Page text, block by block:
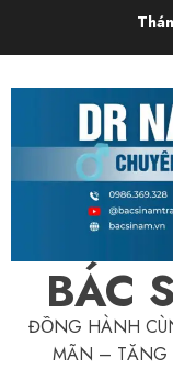
BÁC
ĐỒNG HÀNH
MÃN – TĂNG